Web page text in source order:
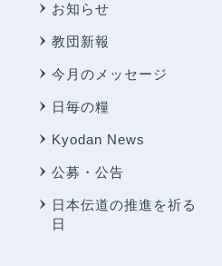
お知らせ
教団新報
今月のメッセージ
日毎の糧
Kyodan News
公募・公告
日本伝道の推進を祈る
日